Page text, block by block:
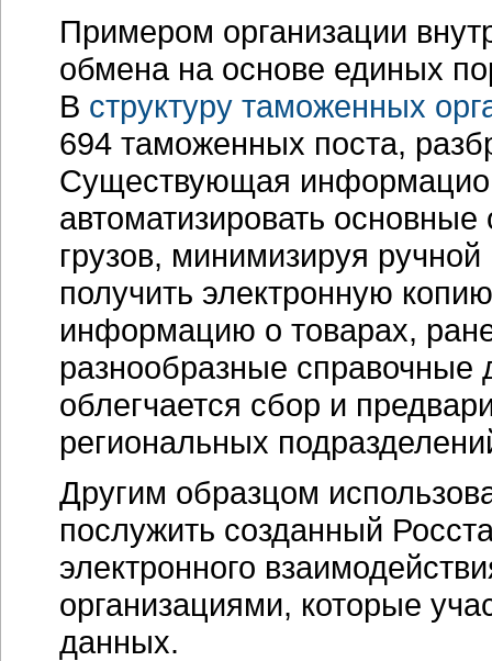
Примером организации
обмена на основе единых
В структуру таможенных
694 таможенных поста,
Существующая
автоматизировать
грузов, минимизируя
получить электронную
информацию о товарах,
разнообразные справочные
облегчается сбор и
региональных
Другим образцом
послужить созданный
электронного
организациями, которые
данных.